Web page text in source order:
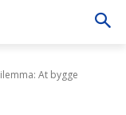
At bygge